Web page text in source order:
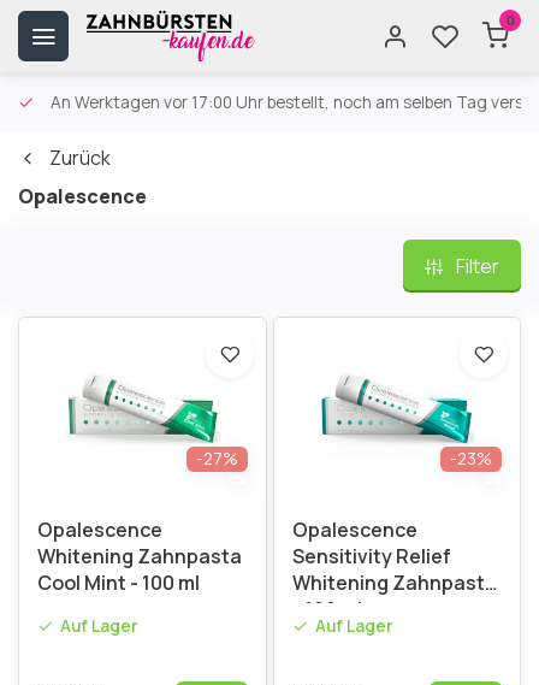
0
An Werktagen vor 17:00 Uhr bestellt, noch am selben Tag
Zurück
Opalescence
Filter
-27%
Opalescence
Whitening Zahnpasta
Cool Mint - 100 ml
Auf Lager
-23%
Opalescence
Sensitivity Relief
Whitening Zahnpasta
- 100 ml
Auf Lager